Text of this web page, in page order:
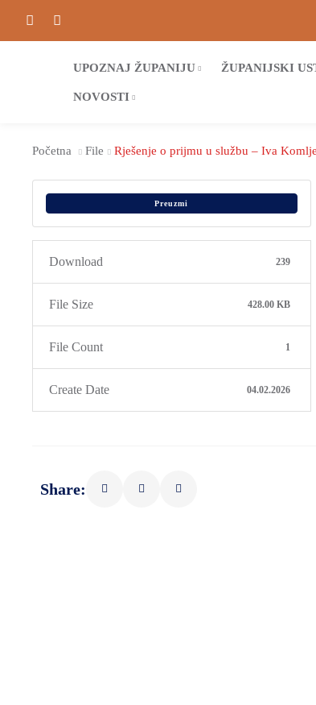
UPOZNAJ ŽUPANIJU ŽUPANIJSKI
NOVOSTI
Početna File Rješenje o prijmu u službu – Iva
Preuzmi
Download 239
File Size 428.00 KB
File Count 1
Create Date 04.02.2026
Share: